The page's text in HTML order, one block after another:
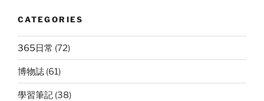
CATEGORIES
365日常 (72)
博物誌 (61)
學習筆記 (38)